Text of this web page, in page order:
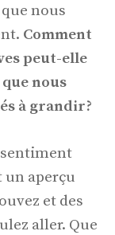
nous
Comment
peut-elle
nous
à grandir?
aperçu
et des
aller. Que